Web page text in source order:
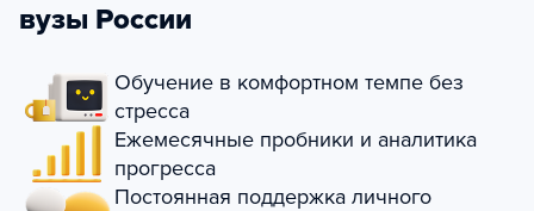
вузы России
Обучение в комфортном темпе без
стресса
Ежемесячные пробники и аналитика
прогресса
Постоянная поддержка личного